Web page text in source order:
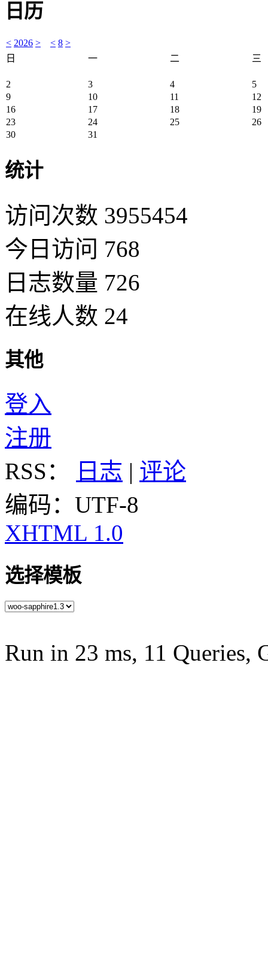
日历
< 2026 > < 8 >
日
一 二 三
2 3 4
5
9
10 11
12
16
17 18
19
23
24 25
26
30
31
统计
访问次数 3955454
今日访问 768
日志数量 726
在线人数 24
其他
登入
注册
RSS：
日志 | 评论
编码：UTF-8
XHTML 1.0
选择模板
Run in 23 ms, 11 Queries,